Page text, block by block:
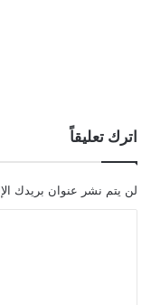
اترك تعليقاً
لن يتم نشر عنوان بريدك